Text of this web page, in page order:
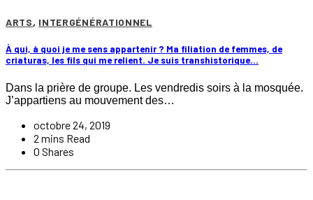
ARTS, INTERGÉNÉRATIONNEL
À qui, à quoi je me sens appartenir ? Ma filiation de femmes, de
criaturas, les fils qui me relient. Je suis transhistorique…
Dans la prière de groupe. Les vendredis soirs à la mosquée.
J’appartiens au mouvement des…
octobre 24, 2019
2 mins Read
0 Shares